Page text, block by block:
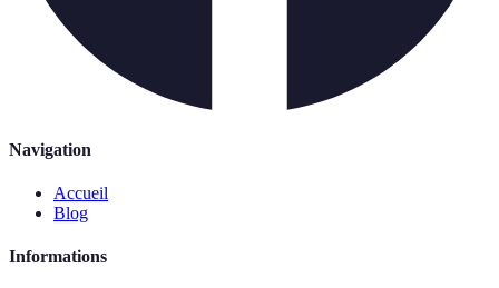
Navigation
Accueil
Blog
Informations